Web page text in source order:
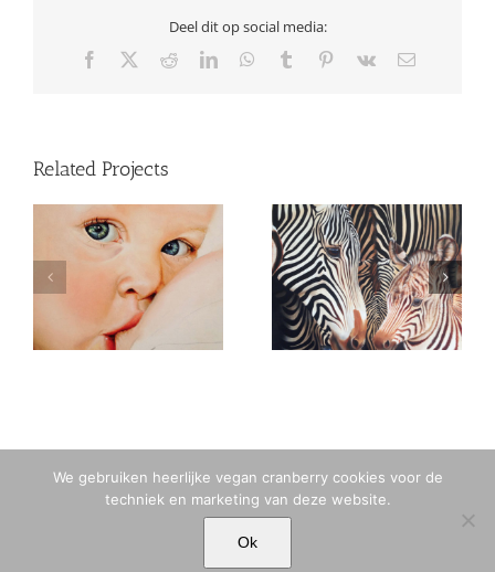
Deel dit op social media:
Facebook RedditLinkedInWhatsApp
Tumblr Pinterest
Vk Email
Related Projects
(Nederlands) Baby
Nienke
zebra
© MARIA TIQWAH VAN ELDIK MUSA | T. +31 (0)6 23 77 88 49 |
We gebruiken heerlijke vegan cranberry cookies voor de
techniek en marketing van deze website.
Ok